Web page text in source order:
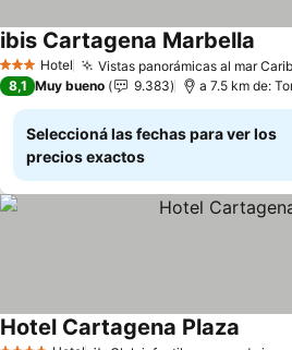
3 Estrellas
Hotel Vistas panorámicas al mar
ibis Cartagena Marbella
8,1 Muy bueno 9.383 a 7.5 km de:
Seleccioná las fechas para ver los
precios exactos
Hotel Cartagena Plaza